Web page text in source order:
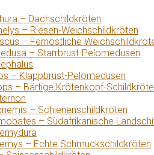
– Dachschildkröten
– Riesen-Weichschildkröten
– Fernöstliche
– Starrbrust-Pelomedusen
– Klappbrust-Pelomedusen
– Bärtige Krötenkopf-
– Schienenschildkröten
– Südafrikanische
– Echte Schmuckschildkröten